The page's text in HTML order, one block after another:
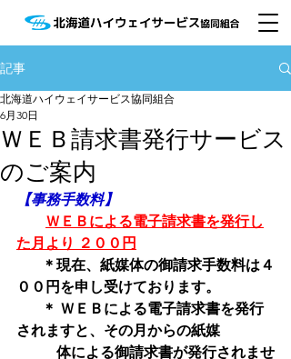
記事
ＷＥＢ請求書発行サービス
のご案内
北海道ハイウェイサービス協同組合
6月30日
【事務手数料】
ＷＥＢによる電子請求書を発行し
た月より ２００円
＊現在、紙媒体の御請求手数料は４
００円を申し受けております。
＊ ＷＥＢによる電子請求書を発行
されますと、その月からの紙媒